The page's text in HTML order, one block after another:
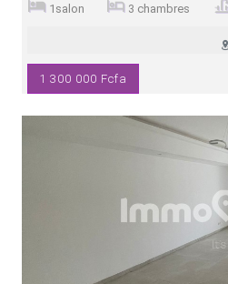
1salon 3 chambres
1 300 000 Fcfa